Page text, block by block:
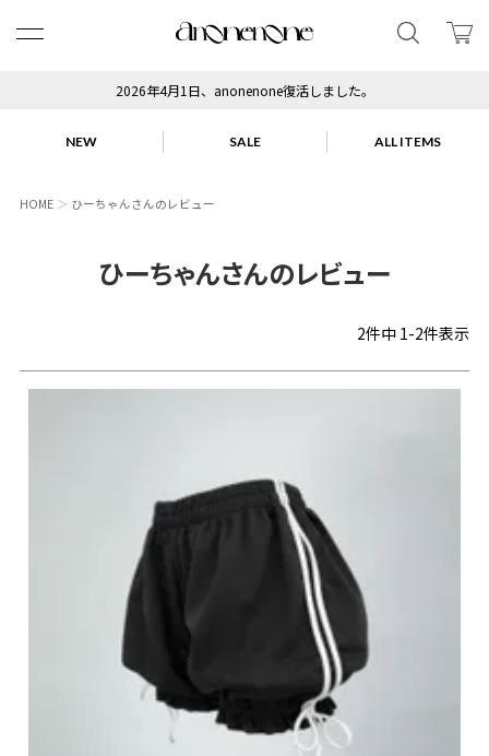
2026年4月1日、anonenone復活しました。
NEW SALE ALL ITEMS
HOME ひーちゃんさんのレビュー
ひーちゃんさんのレビュー
2件中 1-2件表示